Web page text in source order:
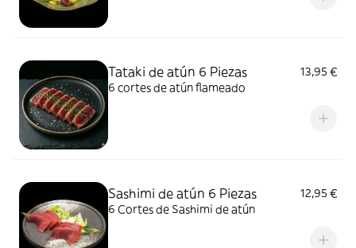
Tataki de atún 6 Piezas
13,95 €
6 cortes de atún flameado
Sashimi de atún 6 Piezas
12,95 €
6 Cortes de Sashimi de atún